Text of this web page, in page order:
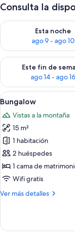
Consulta la
Esta noche
ago 9 - ago 10
Consulta la
Este fin de
ago 14 - ago 16
Consulta la
Abrir
todas
las
fotos
de
Bungalow
5
Bungalow
Vistas a la montaña
15 m²
1 habitación
2 huéspedes
1 cama de
Wifi gratis
Ver más detalles
Más